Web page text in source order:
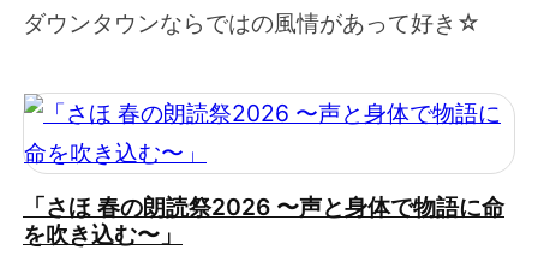
ダウンタウンならではの風情があって好き☆
「さほ 春の朗読祭2026 〜声と身体で物語に命
を吹き込む〜」